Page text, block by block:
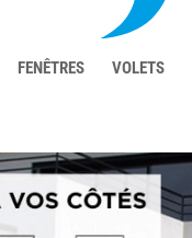
FENÊTRES VOLETS